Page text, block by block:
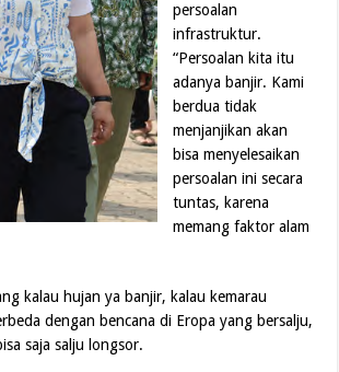
persoalan
infrastruktur.
“Persoalan kita itu
adanya banjir. Kami
berdua tidak
menjanjikan akan
bisa menyelesaikan
persoalan ini secara
tuntas, karena
memang faktor alam
kalau hujan ya banjir, kalau kemarau
dengan bencana di Eropa yang bersalju,
saja salju longsor.